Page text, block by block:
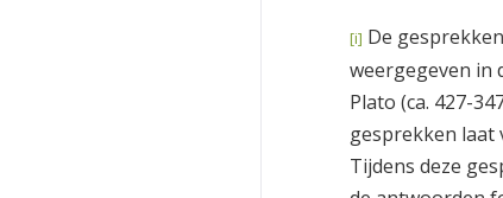
[i] De
weergegeven in
Plato (ca. 427-
gesprekken laat
Tijdens deze